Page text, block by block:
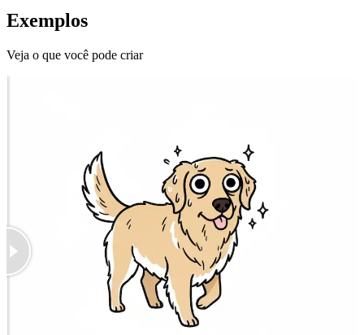
Exemplos
Veja o que você pode criar